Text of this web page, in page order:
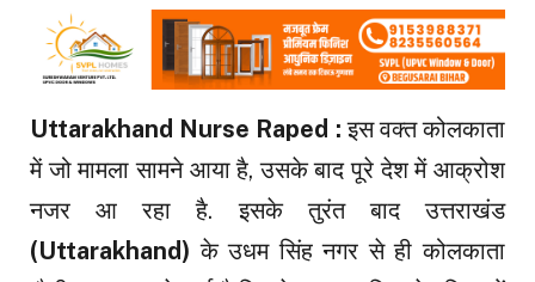
Uttarakhand Nurse Raped :इस वक्त कोलकाता
में जो मामला सामने आया है, उसके बाद पूरे देश में आक्रोश
नजर आ रहा है. इसके तुरंत बाद उत्तराखंड
(Uttarakhand)के उधम सिंह नगर से ही कोलकाता